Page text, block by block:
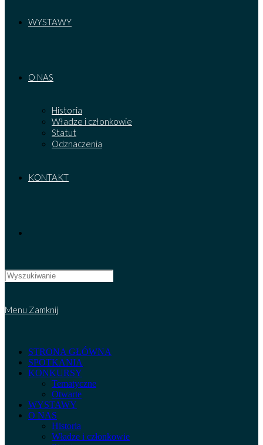
WYSTAWY
O NAS
Historia
Władze i członkowie
Statut
Odznaczenia
KONTAKT
Search
this
Menu Zamknij
STRONA GŁÓWNA
SPOTKANIA
KONKURSY
Tematyczne
Otwarte
WYSTAWY
O NAS
Historia
Władze i członkowie